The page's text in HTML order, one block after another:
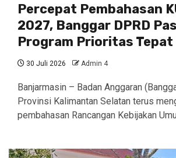
Percepat Pembahasan
2027, Banggar DPRD
Program Prioritas Tepat
30 Juli 2026 Admin 4
Banjarmasin – Badan Anggaran
Provinsi Kalimantan Selatan terus
pembahasan Rancangan Kebijakan